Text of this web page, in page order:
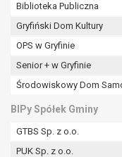
Biblioteka Publiczna
Gryfiński Dom Kultury
OPS w Gryfinie
Senior + w Gryfinie
Środowiskowy Dom
BIPy Spółek Gminy
GTBS Sp. z o.o.
PUK Sp. z o.o.